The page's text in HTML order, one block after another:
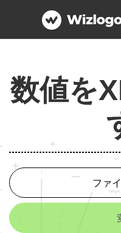
数値を
ファ